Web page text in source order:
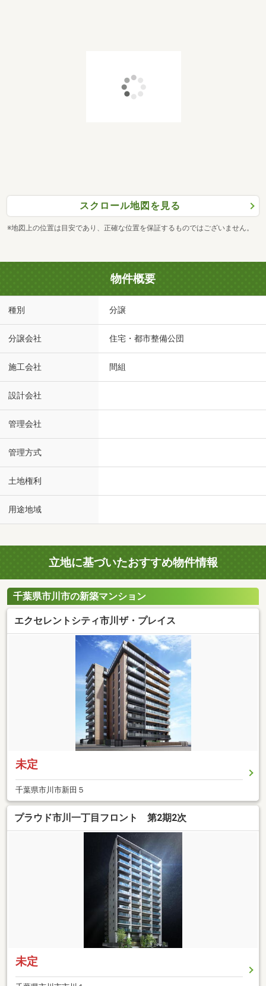
スクロール地図を見る
※地図上の位置は目安であり、正確な位置を保証するものではございません。
物件概要
種別 分譲
分譲会社 住宅・都市整備公団
施工会社 間組
設計会社
管理会社
管理方式
土地権利
用途地域
立地に基づいたおすすめ物件情報
千葉県市川市の新築マンション
エクセレントシティ市川ザ・プレイス
未定
千葉県市川市新田５
プラウド市川一丁目フロント 第2期2次
未定